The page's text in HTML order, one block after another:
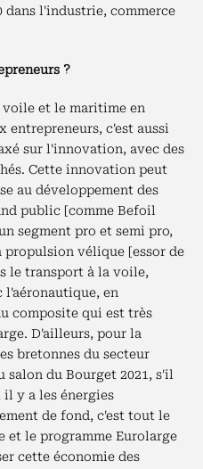
dans l'industrie, commerce
?
voile et le maritime en
entrepreneurs, c'est aussi
sur l'innovation, avec des
Cette innovation peut
au développement des
public [comme Befoil
segment pro et semi pro,
propulsion vélique [essor de
le transport à la voile,
l'aéronautique, en
composite qui est très
D'ailleurs, pour la
bretonnes du secteur
salon du Bourget 2021, s'il
il y a les énergies
de fond, c'est tout le
le programme Eurolarge
cette économie des